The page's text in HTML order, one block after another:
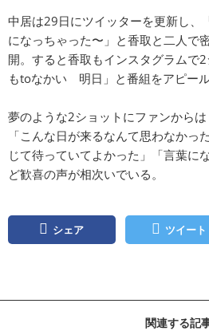
中居は29日にツイッターを更新し
になっちゃった〜」と香取と二人で
開。すると香取もインスタグラムで
もtoなかい 明日」と番組をアピール
夢のような2ショットにファンからは
「こんな日が来るなんて思わなかっ
じて待っていてよかった」「言葉に
ど歓喜の声が相次いでいる。
シェア ツイート
関連する記